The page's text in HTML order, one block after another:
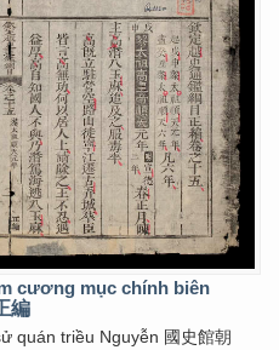
cương mục chính biên
編
quán triều Nguyễn 國史館朝